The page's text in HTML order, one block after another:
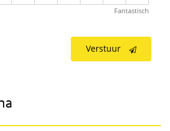
Fantastisch
Verstuur